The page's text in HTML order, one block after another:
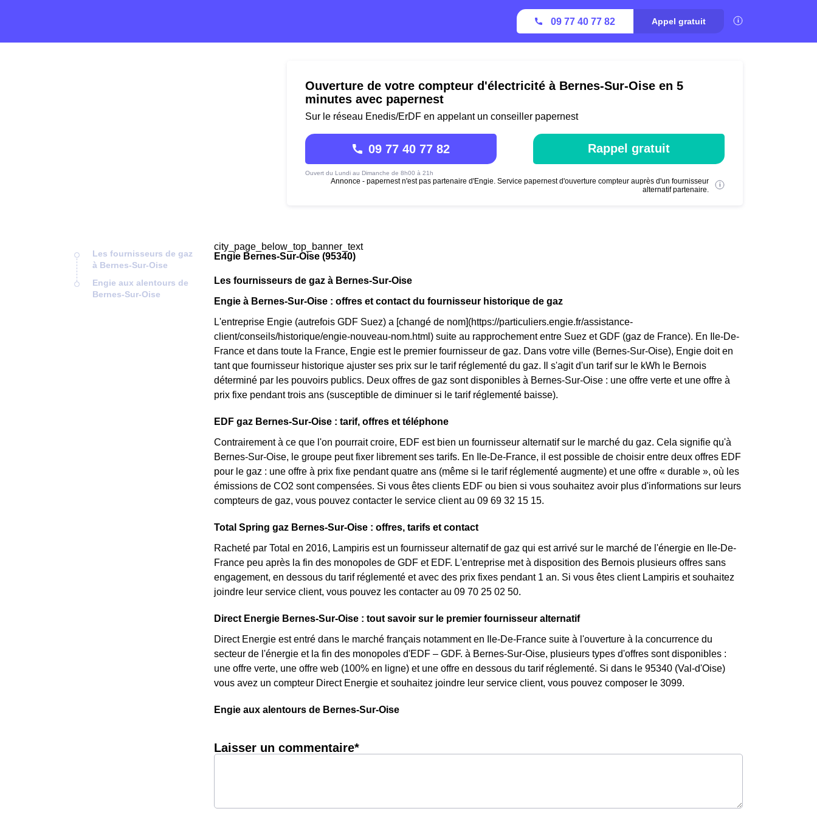
09 77 40 77 82 Appel gratuit
Ouverture de votre compteur d'électricité à Bernes-Sur-Oise en 5
minutes avec papernest
Sur le réseau Enedis/ErDF en appelant un conseiller papernest
09 77 40 77 82
Ouvert du Lundi au Dimanche de 8h00 à 21h
Rappel gratuit
Annonce - papernest n'est pas partenaire d'Engie. Service papernest d'ouverture compteur auprès d'un fournisseur
alternatif partenaire.
Les fournisseurs de gaz
à Bernes-Sur-Oise
Engie aux alentours de
Bernes-Sur-Oise
city_page_below_top_banner_text
Engie Bernes-Sur-Oise (95340)
Les fournisseurs de gaz à Bernes-Sur-Oise
Engie à Bernes-Sur-Oise : offres et contact du fournisseur historique de gaz
L'entreprise Engie (autrefois GDF Suez) a [changé de nom](https://particuliers.engie.fr/assistance-
client/conseils/historique/engie-nouveau-nom.html) suite au rapprochement entre Suez et GDF (gaz de France). En Ile-De-
France et dans toute la France, Engie est le premier fournisseur de gaz. Dans votre ville (Bernes-Sur-Oise), Engie doit en
tant que fournisseur historique ajuster ses prix sur le tarif réglementé du gaz. Il s'agit d'un tarif sur le kWh le Bernois
déterminé par les pouvoirs publics. Deux offres de gaz sont disponibles à Bernes-Sur-Oise : une offre verte et une offre à
prix fixe pendant trois ans (susceptible de diminuer si le tarif réglementé baisse).
EDF gaz Bernes-Sur-Oise : tarif, offres et téléphone
Contrairement à ce que l'on pourrait croire, EDF est bien un fournisseur alternatif sur le marché du gaz. Cela signifie qu'à
Bernes-Sur-Oise, le groupe peut fixer librement ses tarifs. En Ile-De-France, il est possible de choisir entre deux offres EDF
pour le gaz : une offre à prix fixe pendant quatre ans (même si le tarif réglementé augmente) et une offre « durable », où les
émissions de CO2 sont compensées. Si vous êtes clients EDF ou bien si vous souhaitez avoir plus d'informations sur leurs
compteurs de gaz, vous pouvez contacter le service client au 09 69 32 15 15.
Total Spring gaz Bernes-Sur-Oise : offres, tarifs et contact
Racheté par Total en 2016, Lampiris est un fournisseur alternatif de gaz qui est arrivé sur le marché de l'énergie en Ile-De-
France peu après la fin des monopoles de GDF et EDF. L'entreprise met à disposition des Bernois plusieurs offres sans
engagement, en dessous du tarif réglementé et avec des prix fixes pendant 1 an. Si vous êtes client Lampiris et souhaitez
joindre leur service client, vous pouvez les contacter au 09 70 25 02 50.
Direct Energie Bernes-Sur-Oise : tout savoir sur le premier fournisseur alternatif
Direct Energie est entré dans le marché français notamment en Ile-De-France suite à l'ouverture à la concurrence du
secteur de l'énergie et la fin des monopoles d'EDF – GDF. à Bernes-Sur-Oise, plusieurs types d'offres sont disponibles :
une offre verte, une offre web (100% en ligne) et une offre en dessous du tarif réglementé. Si dans le 95340 (Val-d'Oise)
vous avez un compteur Direct Energie et souhaitez joindre leur service client, vous pouvez composer le 3099.
Engie aux alentours de Bernes-Sur-Oise
Laisser un commentaire*